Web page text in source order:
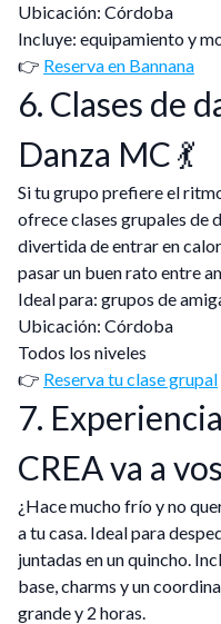
Ubicación: Córdoba
Incluye: equipamiento y
👉 Reserva en Bannana
6. Clases de
Danza MC 💃
Si tu grupo prefiere el
ofrece clases grupales de
divertida de entrar en
pasar un buen rato entre
Ideal para: grupos de
Ubicación: Córdoba
Todos los niveles
👉 Reserva tu clase grupal
7.
CREA va a
¿Hace mucho frío y no
a tu casa. Ideal para
juntadas en un quincho.
base, charms y un
grande y 2 horas.